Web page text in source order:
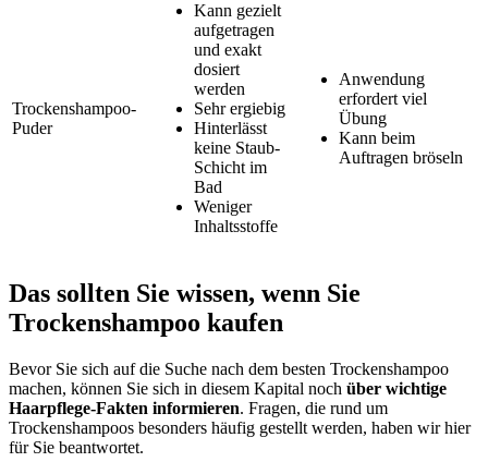
Trockenshampoo-
Puder
Kann gezielt
aufgetragen
und exakt
dosiert
werden
Sehr ergiebig
Hinterlässt
keine Staub-
Schicht im
Bad
Weniger
Inhaltsstoffe
Anwendung
erfordert viel
Übung
Kann beim
Auftragen bröseln
Das sollten Sie wissen, wenn Sie
Trockenshampoo kaufen
Bevor Sie sich auf die Suche nach dem besten Trockenshampoo
machen, können Sie sich in diesem Kapital noch über wichtige
Haarpflege-Fakten informieren. Fragen, die rund um
Trockenshampoos besonders häufig gestellt werden, haben wir hier
für Sie beantwortet.